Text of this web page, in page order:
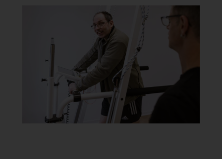
Einrichtung oder andere Stelle außer der betroffenen Person,
dem Verantwortlichen, dem Auftragsverarbeiter und den
Personen, die unter der unmittelbaren Verantwortung des
Verantwortlichen oder des Auftragsverarbeiters befugt sind, die
personenbezogenen Daten zu verarbeiten.
Einwilligung ist jede von der betroffenen Person freiwillig für den
bestimmten Fall in informierter Weise und unmissverständlich
abgegebene Willensbekundung in Form einer Erklärung oder
einer sonstigen eindeutigen bestätigenden Handlung, mit der
die betroffene Person zu verstehen gibt, dass sie mit der
Verarbeitung der sie betreffenden personenbezogenen Daten